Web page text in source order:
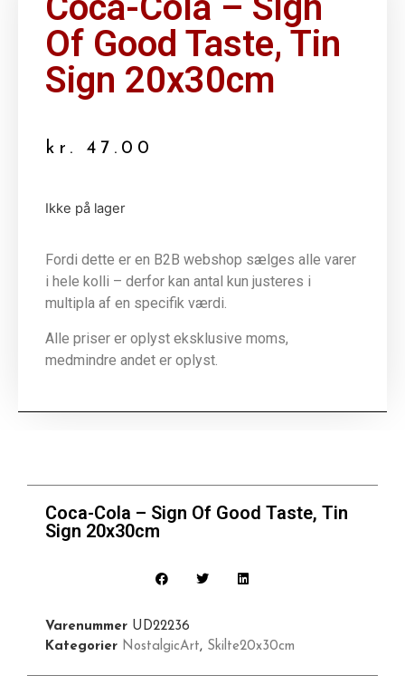
Of Good Taste, Tin
Sign 20x30cm
kr. 47.00
Ikke på lager
Fordi dette er en B2B webshop sælges alle varer
i hele kolli – derfor kan antal kun justeres i
multipla af en specifik værdi.
Alle priser er oplyst eksklusive moms,
medmindre andet er oplyst.
Coca-Cola – Sign Of Good Taste, Tin
Sign 20x30cm
Varenummer UD22236
Kategorier NostalgicArt, Skilte20x30cm